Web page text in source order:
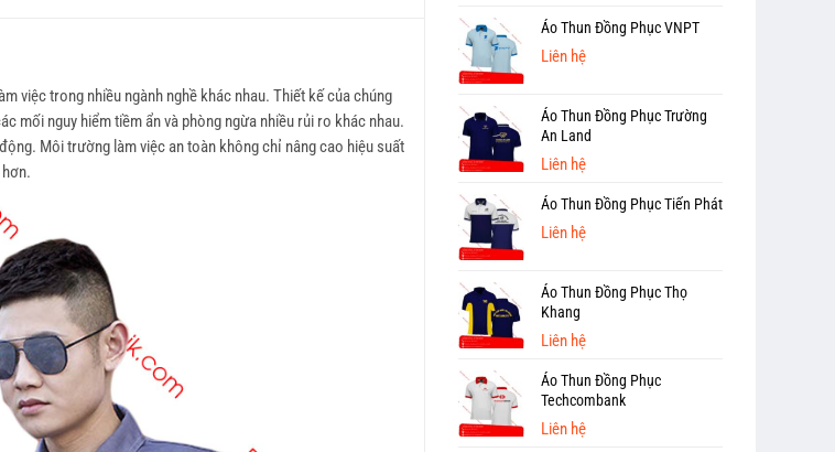
Áo Thun Đồng Phục VNPT
Liên hệ
Áo Thun Đồng Phục Trường
An Land
Liên hệ
Áo Thun Đồng Phục Tiến Phát
Liên hệ
Áo Thun Đồng Phục Thọ
Khang
Liên hệ
Áo Thun Đồng Phục
Techcombank
Liên hệ
việc trong nhiều ngành nghề khác nhau. Thiết kế của chúng
mối nguy hiểm tiềm ẩn và phòng ngừa nhiều rủi ro khác nhau.
Môi trường làm việc an toàn không chỉ nâng cao hiệu suất